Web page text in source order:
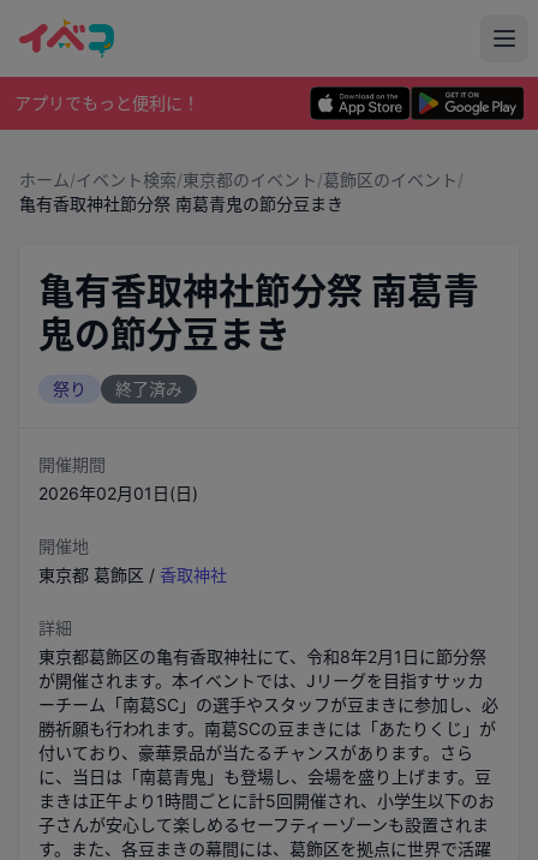
アプリでもっと便利に！
ホーム/イベント検索/東京都のイベント/葛飾区のイベント/
亀有香取神社節分祭 南葛青鬼の節分豆まき
亀有香取神社節分祭 南葛青
鬼の節分豆まき
祭り 終了済み
開催期間
2026年02月01日(日)
開催地
東京都 葛飾区 / 香取神社
詳細
東京都葛飾区の亀有香取神社にて、令和8年2月1日に節分祭
が開催されます。本イベントでは、Jリーグを目指すサッカ
ーチーム「南葛SC」の選手やスタッフが豆まきに参加し、必
勝祈願も行われます。南葛SCの豆まきには「あたりくじ」が
付いており、豪華景品が当たるチャンスがあります。さら
に、当日は「南葛青鬼」も登場し、会場を盛り上げます。豆
まきは正午より1時間ごとに計5回開催され、小学生以下のお
子さんが安心して楽しめるセーフティーゾーンも設置されま
す。また、各豆まきの幕間には、葛飾区を拠点に世界で活躍